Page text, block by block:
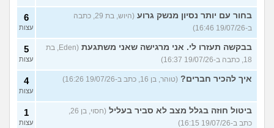
בחור עם יותר נסיון מנשק גרוע
(היוש, בת 29, כתבה
ב-19/07/26 16:46)
6
עצות
בבקשה תעזרו לי. אני מרגישה שאני משתגעת
(Eden, בת
18, כתבה ב-19/07/26 16:37)
5
עצות
איך להכיר חברים? (טוהר, בן 16, כתב ב-19/07/26 16:26) 4
עצות
ביטול חוזה בגלל מצב לא סביר בעליל
כתב ב-19/07/26 16:15)
1
עצות